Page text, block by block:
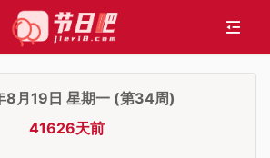
8月19日 星期一 (第34周)
41626天前